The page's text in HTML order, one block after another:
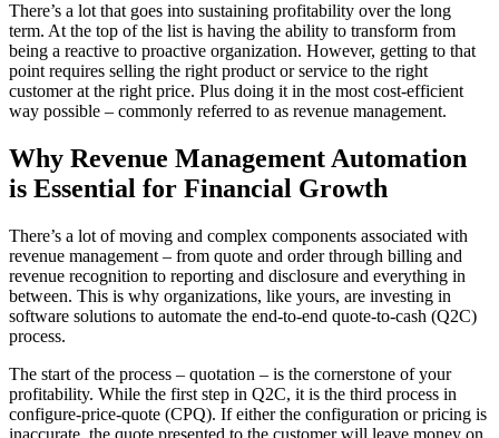
There’s a lot that goes into sustaining profitability over the long
term. At the top of the list is having the ability to transform from
being a reactive to proactive organization. However, getting to that
point requires selling the right product or service to the right
customer at the right price. Plus doing it in the most cost-efficient
way possible – commonly referred to as revenue management.
Why Revenue Management Automation
is Essential for Financial Growth
There’s a lot of moving and complex components associated with
revenue management – from quote and order through billing and
revenue recognition to reporting and disclosure and everything in
between. This is why organizations, like yours, are investing in
software solutions to automate the end-to-end quote-to-cash (Q2C)
process.
The start of the process – quotation – is the cornerstone of your
profitability. While the first step in Q2C, it is the third process in
configure-price-quote (CPQ). If either the configuration or pricing is
inaccurate, the quote presented to the customer will leave money on